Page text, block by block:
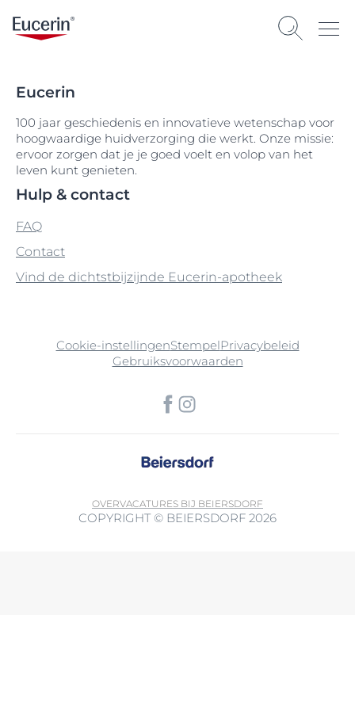
Eucerin
100 jaar geschiedenis en innovatieve wetenschap voor
hoogwaardige huidverzorging die werkt. Onze missie:
ervoor zorgen dat je je goed voelt en volop van het
leven kunt genieten.
Hulp & contact
FAQ
Contact
Vind de dichtstbijzijnde Eucerin-apotheek
Cookie-instellingenStempelPrivacybeleid
Gebruiksvoorwaarden
OVERVACATURES BIJ BEIERSDORF
COPYRIGHT © BEIERSDORF 2026